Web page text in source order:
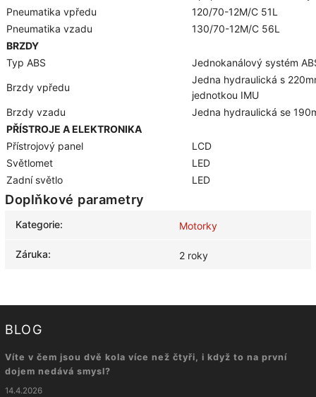
Pneumatika vpředu
120/70-12M/C 51L
Pneumatika vzadu
130/70-12M/C 56L
BRZDY
Typ ABS
Jednokanálový systém
Brzdy vpředu
Jedna hydraulická s
jednotkou IMU
Brzdy vzadu
Jedna hydraulická se
PŘÍSTROJE A ELEKTRONIKA
Přístrojový panel
LCD
Světlomet
LED
Zadní světlo
LED
Doplňkové parametry
Kategorie: Motorky
Záruka: 2 roky
BLOG
Víte v čem jsou dvě kola více než čtyři, i když to na první
dojem nedává smysl?
14.4.2026